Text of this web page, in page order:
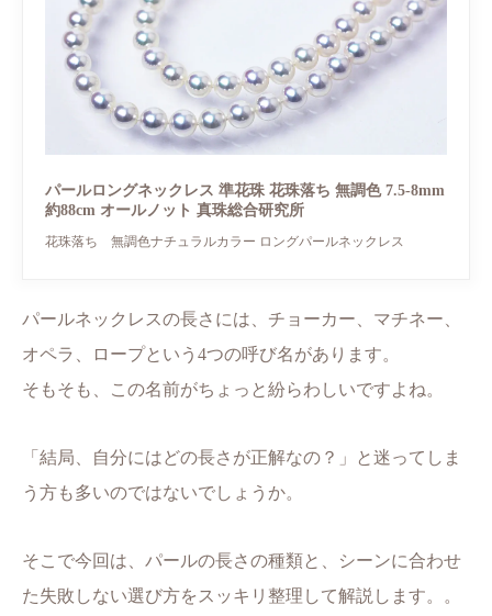
パールロングネックレス 準花珠 花珠落ち 無調色 7.5-8mm
約88cm オールノット 真珠総合研究所
花珠落ち 無調色ナチュラルカラー ロングパールネックレス
パールネックレスの長さには、チョーカー、マチネー、
オペラ、ロープという4つの呼び名があります。
そもそも、この名前がちょっと紛らわしいですよね。
「結局、自分にはどの長さが正解なの？」と迷ってしま
う方も多いのではないでしょうか。
そこで今回は、パールの長さの種類と、シーンに合わせ
た失敗しない選び方をスッキリ整理して解説します。。